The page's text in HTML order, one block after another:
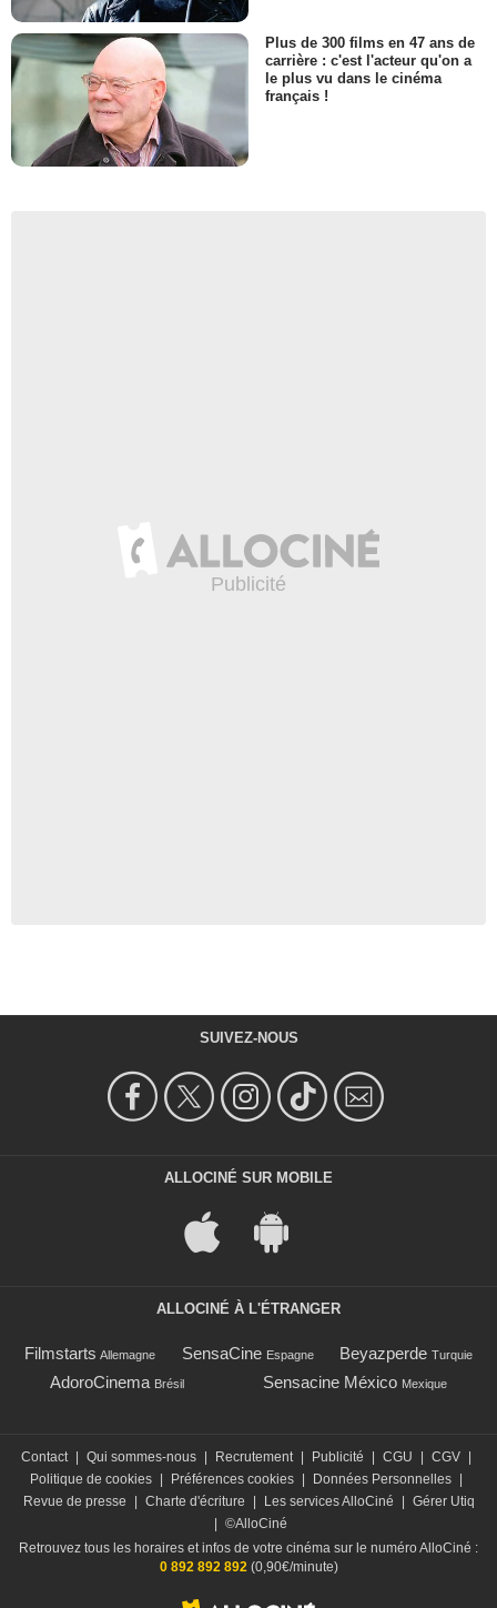
Plus de 300 films en 47 ans de
carrière : c'est l'acteur qu'on a
le plus vu dans le cinéma
français !
SUIVEZ-NOUS
ALLOCINÉ SUR MOBILE
ALLOCINÉ À L'ÉTRANGER
Filmstarts Allemagne SensaCine Espagne Beyazperde Turquie
AdoroCinema Brésil Sensacine México Mexique
Contact Qui sommes-nous Recrutement Publicité CGU CGV
Politique de cookies
Préférences cookies Données Personnelles
Revue de presse
Charte d'écriture Les services AlloCiné
Gérer Utiq
©AlloCiné
Retrouvez tous les horaires et infos de votre cinéma sur le numéro AlloCiné :
0 892 892 892(0,90€/minute)